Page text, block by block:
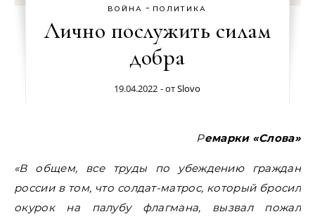
ВОЙНА - ПОЛИТИКА
Лично послужить силам
добра
19.04.2022 - отSlovo
Ремарки «Слова»
«В общем, все труды по убеждению граждан
россии в том, что солдат-матрос, который бросил
окурок на палубу флагмана, вызвал пожал